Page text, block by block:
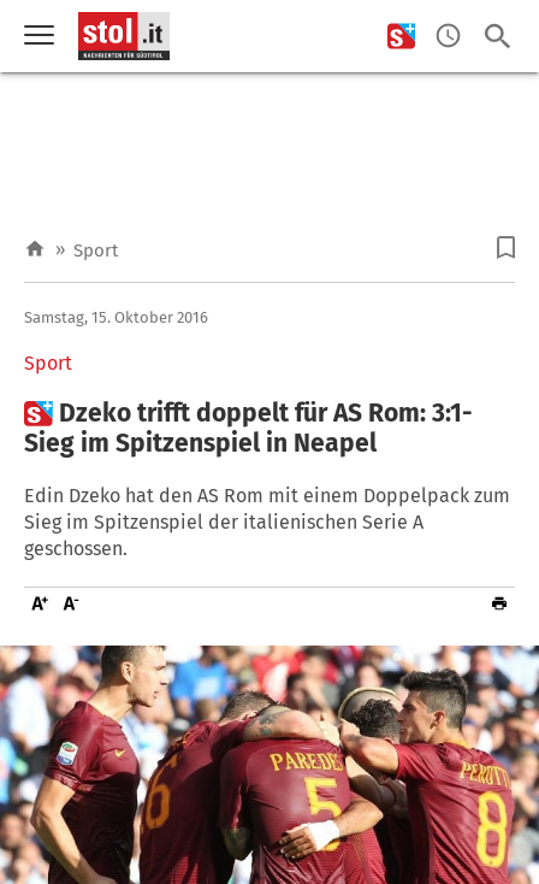
» Sport
Sport
Samstag, 15. Oktober 2016
 Dzeko trifft doppelt für AS Rom: 3:1-
Sieg im Spitzenspiel in Neapel
Edin Dzeko hat den AS Rom mit einem Doppelpack zum
Sieg im Spitzenspiel der italienischen Serie A
geschossen.